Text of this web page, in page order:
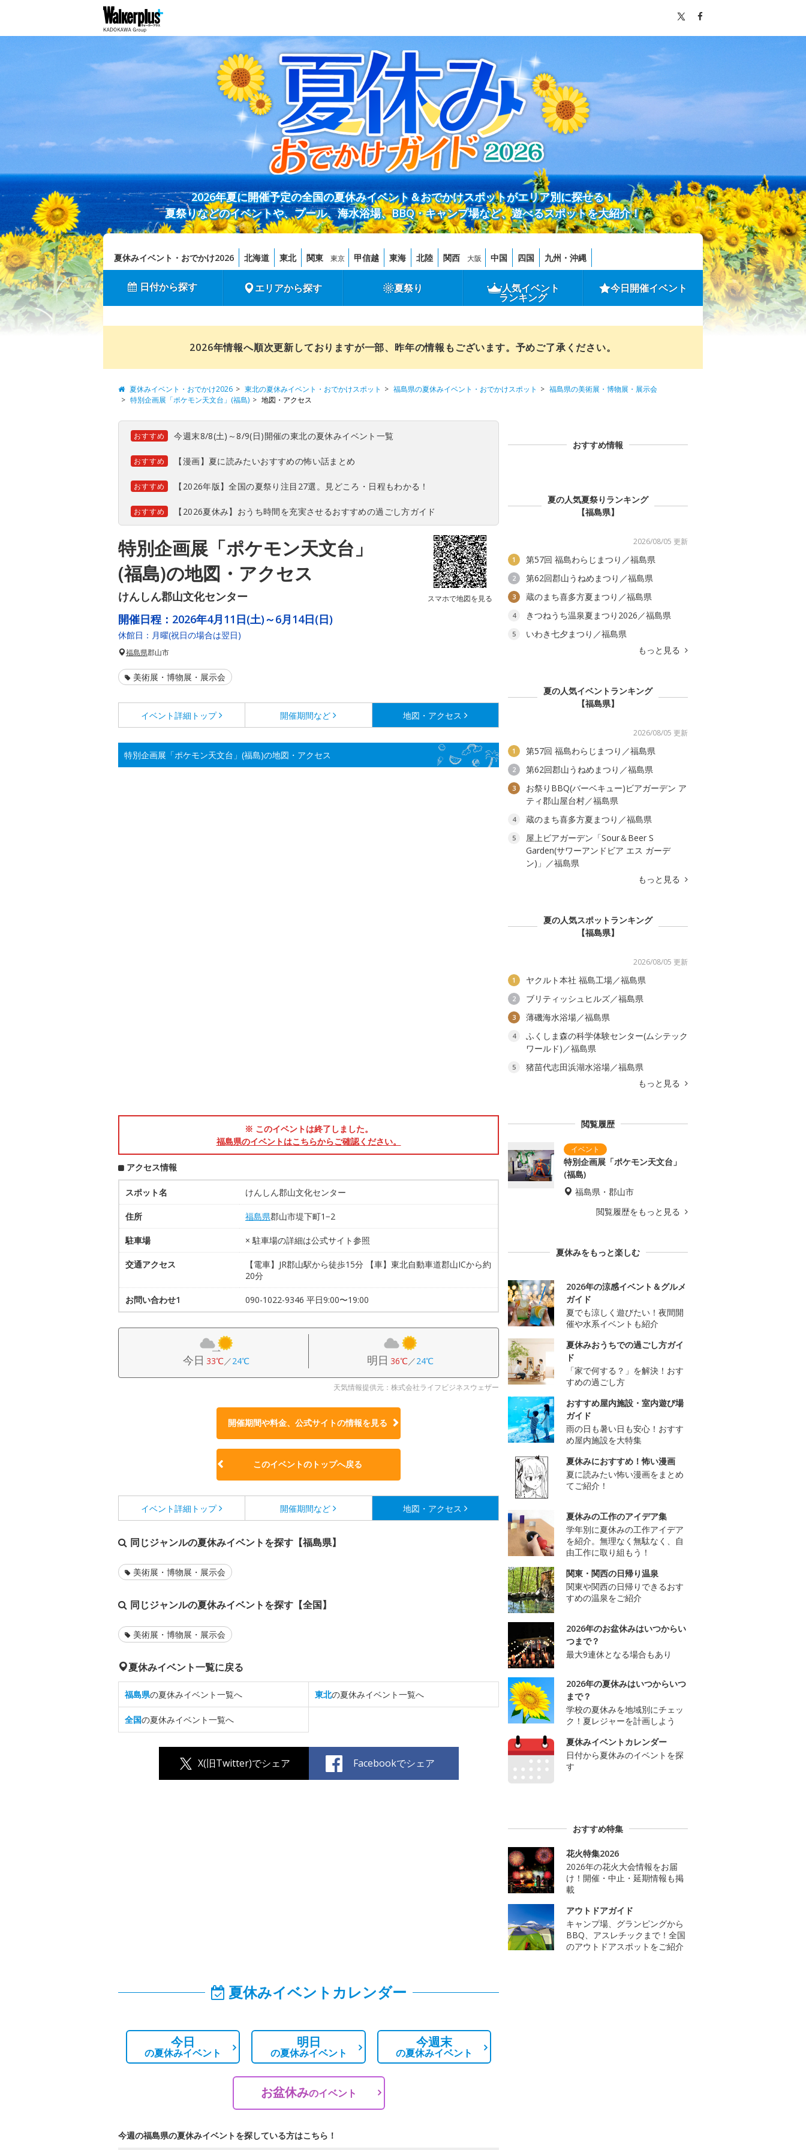
2026年夏に開催予定の全国の夏休みイベント＆おでかけスポットがエリア別に探せる！
夏祭りなどのイベントや、プール、海水浴場、BBQ・キャンプ場など、遊べるスポットを大紹介！
夏休みイベント・おでかけ2026 北海道 東北 関東 東京 甲信越 東海 北陸 関西 大阪 中国 四国 九州・沖縄
日付から探す エリアから探す 夏祭り 人気イベント
ランキング
今日開催イベント
2026年情報へ順次更新しておりますが一部、昨年の情報もございます。予めご了承ください。
夏休みイベント・おでかけ2026 東北の夏休みイベント・おでかけスポット 福島県の夏休みイベント・おでかけスポット
福島県の美術展・博物展・展示会
特別企画展「ポケモン天文台」(福島)
地図・アクセス
おすすめ 今週末8/8(土)～8/9(日)開催の東北の夏休みイベント一覧
おすすめ 【漫画】夏に読みたいおすすめの怖い話まとめ
おすすめ 【2026年版】全国の夏祭り注目27選。見どころ・日程もわかる！
おすすめ 【2026夏休み】おうち時間を充実させるおすすめの過ごし方ガイド
特別企画展「ポケモン天文台」
(福島)の地図・アクセス
けんしん郡山文化センター スマホで地図を見る
開催日程： 2026年4月11日(土)～6月14日(日)
休館日：月曜(祝日の場合は翌日)
福島県郡山市
美術展・博物展・展示会
イベント詳細 トップ 開催期間など 地図・アクセス
特別企画展「ポケモン天文台」(福島)の地図・アクセス
※ このイベントは終了しました。
福島県のイベントはこちらからご確認ください。
アクセス情報
スポット名 けんしん郡山文化センター
住所 福島県郡山市堤下町1−2
駐車場 × 駐車場の詳細は公式サイト参照
交通アクセス
【電車】JR郡山駅から徒歩15分 【車】東北自動車道郡山ICから約
20分
お問い合わせ1 090-1022-9346 平日9:00〜19:00
今日 33℃／24℃ 明日 36℃／24℃
天気情報提供元：株式会社ライフビジネスウェザー
開催期間や料金、公式サイトの情報を見る
このイベントのトップへ戻る
イベント詳細 トップ 開催期間など 地図・アクセス
同じジャンルの夏休みイベントを探す【福島県】
美術展・博物展・展示会
同じジャンルの夏休みイベントを探す【全国】
美術展・博物展・展示会
夏休みイベント一覧に戻る
福島県の夏休みイベント一覧へ 東北の夏休みイベント一覧へ
全国の夏休みイベント一覧へ
X(旧Twitter)でシェア Facebookでシェア
夏休みイベントカレンダー
今日
の夏休みイベント
明日
の夏休みイベント
今週末
の夏休みイベント
お盆休みのイベント
今週の福島県の夏休みイベントを探している方はこちら！
おすすめ情報
夏の人気夏祭りランキング
【福島県】
2026/08/05 更新
1 第57回 福島わらじまつり／福島県
2 第62回郡山うねめまつり／福島県
3 蔵のまち喜多方夏まつり／福島県
4 きつねうち温泉夏まつり2026／福島県
5
いわき七夕まつり／福島県
もっと見る
夏の人気イベントランキング
【福島県】
2026/08/05 更新
1 第57回 福島わらじまつり／福島県
2 第62回郡山うねめまつり／福島県
3
お祭りBBQ(バーベキュー)ビアガーデン ア
ティ郡山屋台村／福島県
4 蔵のまち喜多方夏まつり／福島県
5
屋上ビアガーデン「Sour＆Beer S
Garden(サワーアンドビア エス ガーデ
ン)」／福島県
もっと見る
夏の人気スポットランキング
【福島県】
2026/08/05 更新
1 ヤクルト本社 福島工場／福島県
2 ブリティッシュヒルズ／福島県
3 薄磯海水浴場／福島県
4
ふくしま森の科学体験センター(ムシテック
ワールド)／福島県
5
猪苗代志田浜湖水浴場／福島県
もっと見る
閲覧履歴
特別企画展「ポケモン天文台」
(福島)
福島県・郡山市
閲覧履歴をもっと見る
夏休みをもっと楽しむ
2026年の涼感イベント＆グルメ
ガイド
夏でも涼しく遊びたい！夜間開
催や水系イベントも紹介
夏休みおうちでの過ごし方ガイ
ド
「家で何する？」を解決！おす
すめの過ごし方
おすすめ屋内施設・室内遊び場
ガイド
雨の日も暑い日も安心！おすす
め屋内施設を大特集
夏休みにおすすめ！怖い漫画
夏に読みたい怖い漫画をまとめ
てご紹介！
夏休みの工作のアイデア集
学年別に夏休みの工作アイデア
を紹介。無理なく無駄なく、自
由工作に取り組もう！
関東・関西の日帰り温泉
関東や関西の日帰りできるおす
すめの温泉をご紹介
2026年のお盆休みはいつからい
つまで？
最大9連休となる場合もあり
2026年の夏休みはいつからいつ
まで？
学校の夏休みを地域別にチェッ
ク！夏レジャーを計画しよう
夏休みイベントカレンダー
日付から夏休みのイベントを探
す
おすすめ特集
花火特集2026
2026年の花火大会情報をお届
け！開催・中止・延期情報も掲
載
アウトドアガイド
キャンプ場、グランピングから
BBQ、アスレチックまで！全国
のアウトドアスポットをご紹介